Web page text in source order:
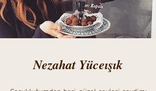
Nezahat Yüceışık